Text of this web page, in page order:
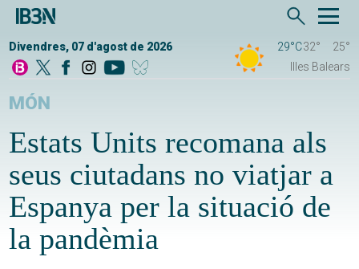
Divendres, 07 d'agost de 2026 29°C32°
25°
Illes Balears
MÓN
Estats Units recomana als
seus ciutadans no viatjar a
Espanya per la situació de
la pandèmia